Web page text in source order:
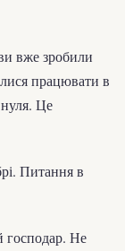
вже зробили
працювати в
нуля. Це
Питання в
господар. Не